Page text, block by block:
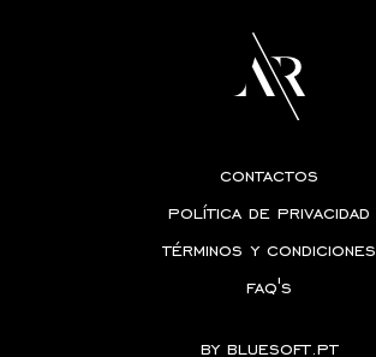
contactos
política de privacidad
términos y condiciones
faq's
by bluesoft.pt